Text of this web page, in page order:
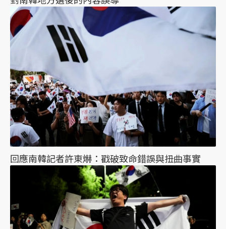
回應南韓記者許東爀：戳破致命錯誤與扭曲事實